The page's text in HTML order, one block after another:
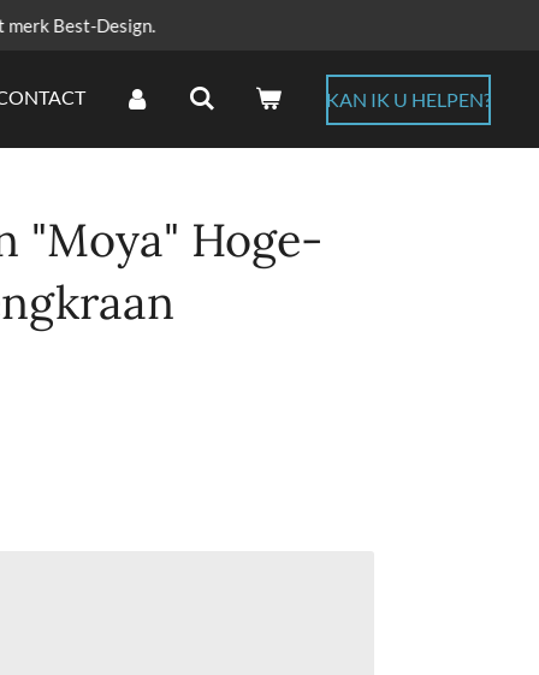
merk Best-Design.
KAN IK U HELPEN?
"Moya" Hoge-